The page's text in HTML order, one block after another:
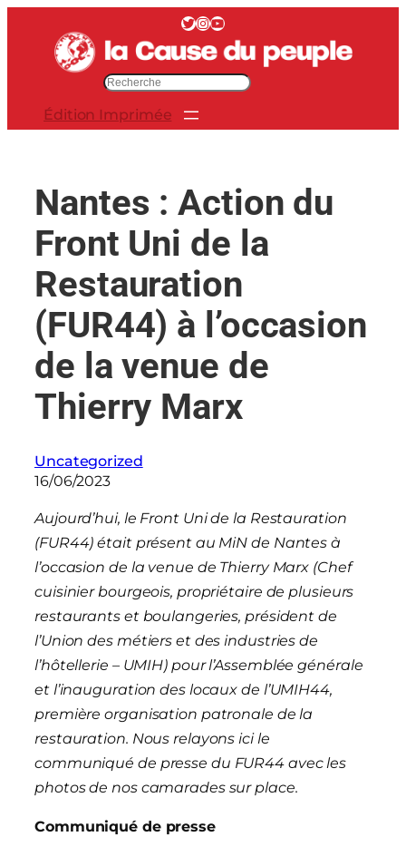
contenu
Twitter InstagramYouTube
e
r
Édition Imprimée
Nantes : Action du
Front Uni de la
Restauration
(FUR44) à l’occasion
de la venue de
Thierry Marx
Uncategorized
16/06/2023
Aujourd’hui, le Front Uni de la Restauration
(FUR44) était présent au MiN de Nantes à
l’occasion de la venue de Thierry Marx (Chef
cuisinier bourgeois, propriétaire de plusieurs
restaurants et boulangeries, président de
l’Union des métiers et des industries de
l’hôtellerie – UMIH) pour l’Assemblée générale
et l’inauguration des locaux de l’UMIH44,
première organisation patronale de la
restauration. Nous relayons ici le
communiqué de presse du FUR44 avec les
photos de nos camarades sur place.
Communiqué de presse